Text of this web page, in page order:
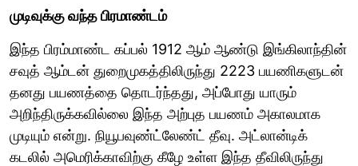
முடிவுக்கு வந்த பிரமாண்டம்
இந்த பிரம்மாண்ட கப்பல் 1912 ஆம் ஆண்டு இங்கிலாந்தின்
சவுத் ஆம்டன் துறைமுகத்திலிருந்து 2223 பயணிகளுடன்
தனது பயணத்தை தொடர்ந்தது, அப்போது யாரும்
அறிந்திருக்கவில்லை இந்த அற்புத பயணம் அகாலமாக
முடியும் என்று. நியூபவுண்ட்லேண்ட் தீவு. அட்லான்டிக்
கடலில் அமெரிக்காவிற்கு கீழே உள்ள இந்த தீவிலிருந்து